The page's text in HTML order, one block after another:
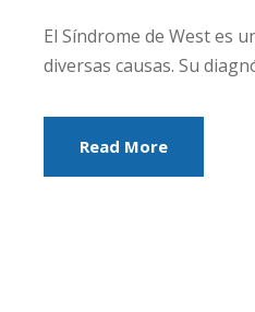
El Síndrome de West es
diversas causas. Su
Read More